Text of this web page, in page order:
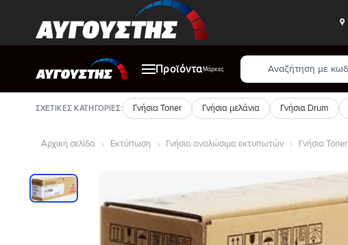
περιεχόμενο
ΠροϊόνταΜάρκες
Αναζήτηση
προϊόντων
ΣΧΕΤΙΚΈΣ ΚΑΤΗΓΟΡΊΕΣ: Γνήσια Toner Γνήσια μελάνια Γνήσια Drum
Αρχική σελίδα Εκτύπωση Γνήσια αναλώσιμα εκτυπωτών Γνήσια Toner